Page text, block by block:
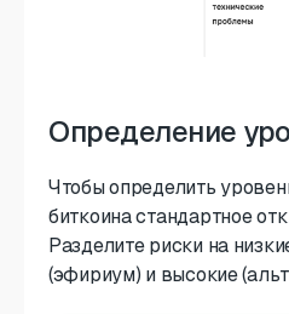
Определение
Чтобы определить
биткоина стандартное
Разделите риски на
(эфириум) и высокие